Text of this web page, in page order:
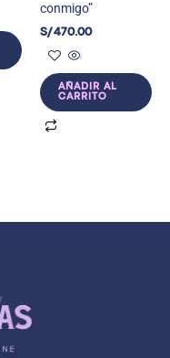
conmigo”
S/470.00
AÑADIR AL
CARRITO